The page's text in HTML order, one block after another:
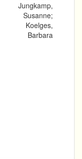
Jungkamp,
Susanne;
Koelges,
Barbara